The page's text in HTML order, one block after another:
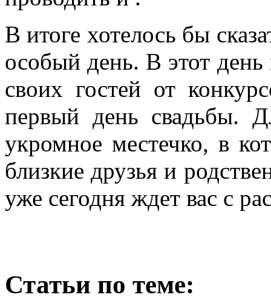
В итоге хотелось бы
особый день. В этот
своих гостей от
первый день свадьбы.
укромное местечко, в
близкие друзья и
уже сегодня ждет вас с
Статьи по теме: